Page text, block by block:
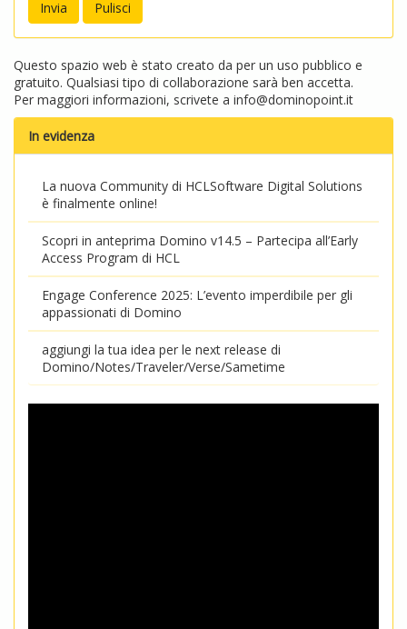
Questo spazio web è stato creato da per un uso pubblico e
gratuito. Qualsiasi tipo di collaborazione sarà ben accetta.
Per maggiori informazioni, scrivete a info@dominopoint.it
In evidenza
La nuova Community di HCLSoftware Digital Solutions
è finalmente online!
Scopri in anteprima Domino v14.5 – Partecipa all’Early
Access Program di HCL
Engage Conference 2025: L’evento imperdibile per gli
appassionati di Domino
aggiungi la tua idea per le next release di
Domino/Notes/Traveler/Verse/Sametime